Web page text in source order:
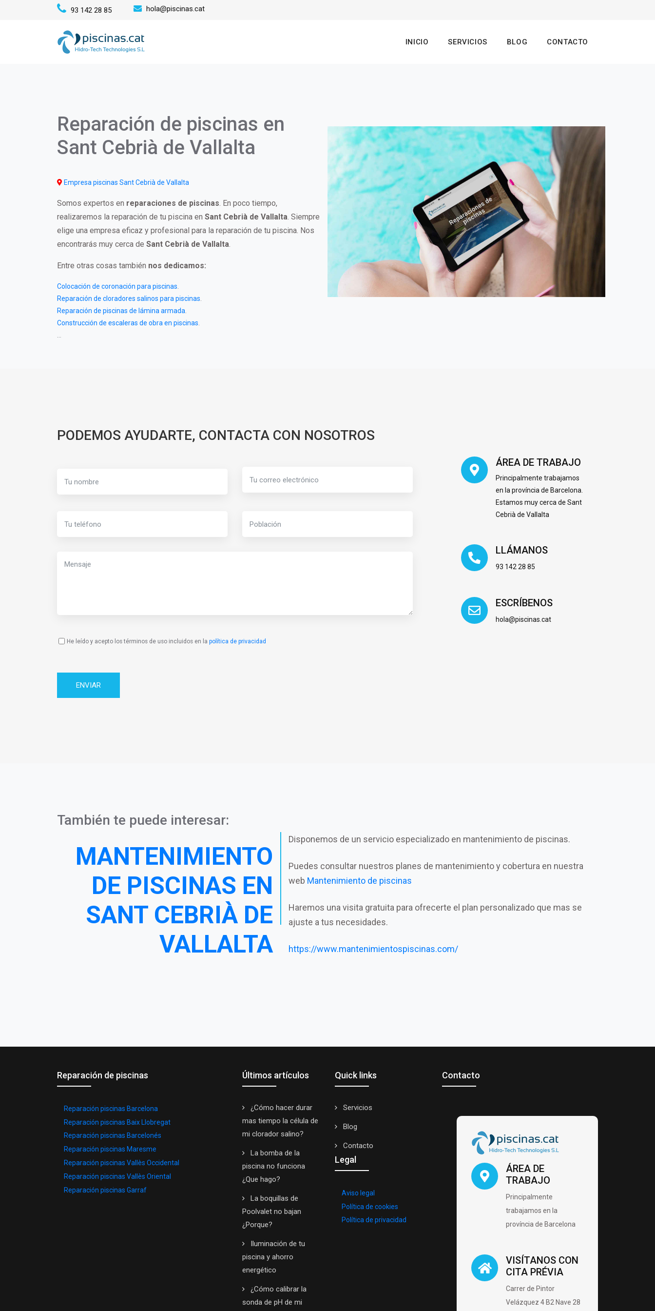
93 142 28 85 hola@piscinas.cat
INICIO SERVICIOS BLOG CONTACTO
Reparación de piscinas en
Sant Cebrià de Vallalta
Empresa piscinas Sant Cebrià de Vallalta
Somos expertos en reparaciones de piscinas. En poco tiempo,
realizaremos la reparación de tu piscina en Sant Cebrià de Vallalta. Siempre
elige una empresa eficaz y profesional para la reparación de tu piscina. Nos
encontrarás muy cerca de Sant Cebrià de Vallalta.
Entre otras cosas también nos dedicamos:
Colocación de coronación para piscinas
Reparación de cloradores salinos para piscinas
Reparación de piscinas de lámina armada
Construcción de escaleras de obra en piscinas
PODEMOS AYUDARTE, CONTACTA CON NOSOTROS
PolíticaHe leído y acepto los términos de uso incluidos en lapolítica de privacidad
ÁREA DE TRABAJO
Principalmente trabajamos
en la província de Barcelona.
Estamos muy cerca de Sant
Cebrià de Vallalta
LLÁMANOS
93 142 28 85
ESCRÍBENOS
hola@piscinas.cat
También te puede interesar:
MANTENIMIENTO
DE PISCINAS EN
SANT CEBRIÀ DE
VALLALTA
Disponemos de un servicio especializado en mantenimiento de piscinas.
Puedes consultar nuestros planes de mantenimiento y cobertura en nuestra
web Mantenimiento de piscinas
Haremos una visita gratuita para ofrecerte el plan personalizado que mas se
ajuste a tus necesidades.
https://www.mantenimientospiscinas.com/
Reparación de piscinas
Reparación piscinas Barcelona
Reparación piscinas Baix Llobregat
Reparación piscinas Barcelonés
Reparación piscinas Maresme
Reparación piscinas Vallès Occidental
Reparación piscinas Vallès Oriental
Reparación piscinas Garraf
Últimos artículos
¿Cómo hacer durar
mas tiempo la célula de
mi clorador salino?
La bomba de la
piscina no funciona
¿Que hago?
La boquillas de
Poolvalet no bajan
¿Porque?
Iluminación de tu
piscina y ahorro
energético
¿Cómo calibrar la
sonda de pH de mi
Quick links
Servicios
Blog
Contacto
Legal
Aviso legal
Política de cookies
Política de privacidad
Contacto
ÁREA DE
TRABAJO
Principalmente
trabajamos en la
província de Barcelona
VISÍTANOS CON
CITA PRÉVIA
Carrer de Pintor
Velázquez 4 B2 Nave 28